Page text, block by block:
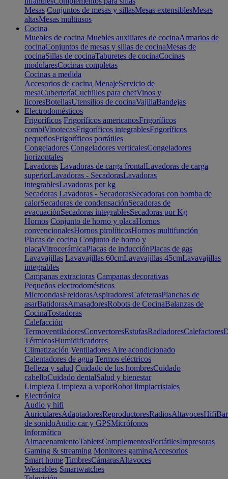
Mesas Conjuntos de mesas y sillasMesas extensiblesMesas
altasMesas multiusos
Cocina
Muebles de cocina Muebles auxiliares de cocinaArmarios de
cocinaConjuntos de mesas y sillas de cocinaMesas de
cocinaSillas de cocinaTaburetes de cocinaCocinas
modularesCocinas completas
Cocinas a medida
Accesorios de cocina MenajeServicio de
mesaCuberteríaCuchillos para chefVinos y
licoresBotellasUtensilios de cocinaVajillaBandejas
Electrodomésticos
Frigoríficos Frigoríficos americanosFrigoríficos
combiVinotecasFrigoríficos integrablesFrigoríficos
pequeñosFrigoríficos portátiles
Congeladores Congeladores verticalesCongeladores
horizontales
Lavadoras Lavadoras de carga frontalLavadoras de carga
superiorLavadoras - SecadorasLavadoras
integrablesLavadoras por kg
Secadoras Lavadoras - SecadorasSecadoras con bomba de
calorSecadoras de condensaciónSecadoras de
evacuaciónSecadoras integrablesSecadoras por Kg
Hornos Conjunto de horno y placaHornos
convencionalesHornos pirolíticosHornos multifunción
Placas de cocina Conjunto de horno y
placaVitrocerámicaPlacas de inducciónPlacas de gas
Lavavajillas Lavavajillas 60cmLavavajillas 45cmLavavajillas
integrables
Campanas extractoras Campanas decorativas
Pequeños electrodomésticos
MicroondasFreidorasAspiradoresCafeterasPlanchas de
asarBatidorasAmasadoresRobots de CocinaBalanzas de
CocinaTostadoras
Calefacción
TermoventiladoresConvectoresEstufasRadiadoresCalefactores
TérmicosHumidificadores
Climatización Ventiladores Aire acondicionado
Calentadores de agua Termos eléctricos
Belleza y salud Cuidado de los hombresCuidado
cabelloCuidado dentalSalud y bienestar
Limpieza Limpieza a vaporRobot limpiacristales
Electrónica
Audio y hifi
AuricularesAdaptadoresReproductoresRadiosAltavocesHifi
de sonidoAudio car y GPSMicrófonos
Informática
AlmacenamientoTabletsComplementosPortátilesImpresoras
Gaming & streaming Monitores gamingAccesorios
Smart home TimbresCámarasAltavoces
Wearables Smartwatches